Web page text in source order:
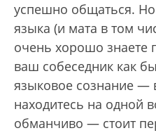
успешно общаться.
языка (и мата в том
очень хорошо знаете
ваш собеседник как
языковое сознание —
находитесь на одной
обманчиво — стоит